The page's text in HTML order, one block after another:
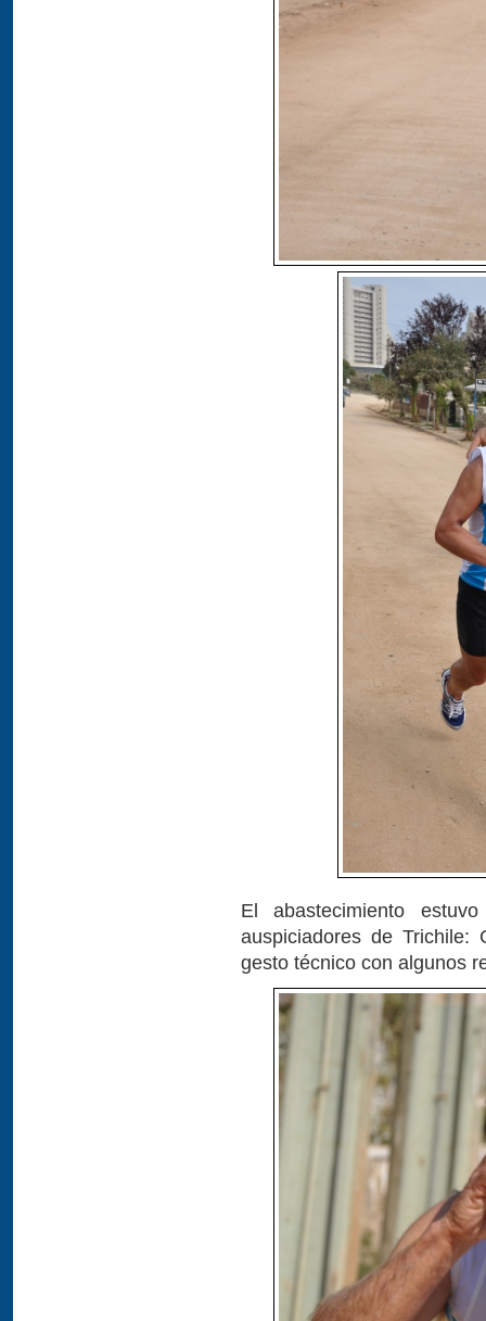
El abastecimiento
auspiciadores de
gesto técnico con algunos